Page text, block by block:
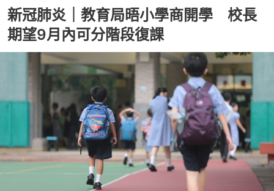
新冠肺炎｜教育局晤小學商開學 校長
期望9月內可分階段復課